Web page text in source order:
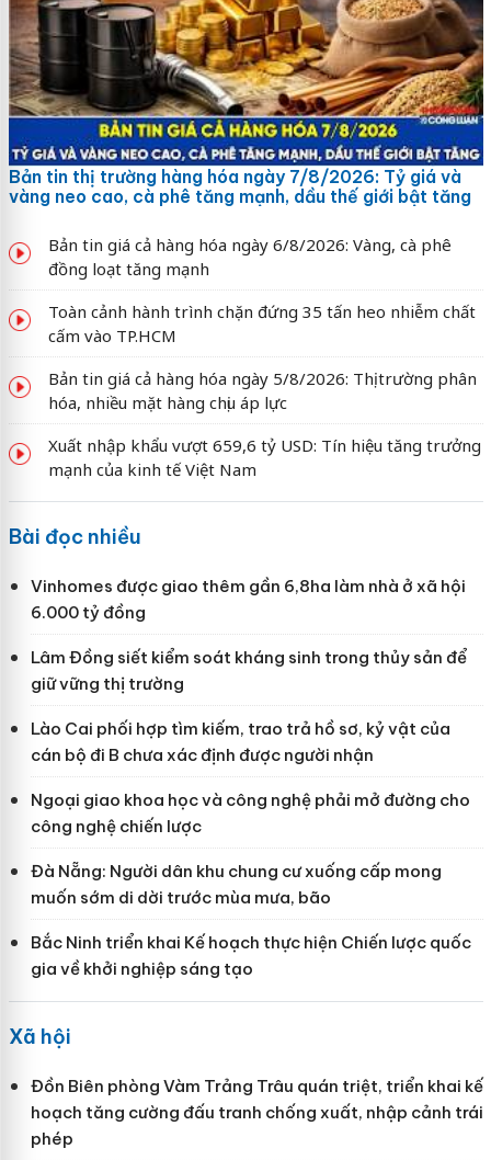
Bản tin thị trường hàng hóa ngày 7/8/2026: Tỷ giá và
vàng neo cao, cà phê tăng mạnh, dầu thế giới bật tăng
Bản tin giá cả hàng hóa ngày 6/8/2026: Vàng, cà phê
đồng loạt tăng mạnh
Toàn cảnh hành trình chặn đứng 35 tấn heo nhiễm chất
cấm vào TP.HCM
Bản tin giá cả hàng hóa ngày 5/8/2026: Thị trường phân
hóa, nhiều mặt hàng chịu áp lực
Xuất nhập khẩu vượt 659,6 tỷ USD: Tín hiệu tăng trưởng
mạnh của kinh tế Việt Nam
Bài đọc nhiều
Vinhomes được giao thêm gần 6,8ha làm nhà ở xã hội
6.000 tỷ đồng
Lâm Đồng siết kiểm soát kháng sinh trong thủy sản để
giữ vững thị trường
Lào Cai phối hợp tìm kiếm, trao trả hồ sơ, kỷ vật của
cán bộ đi B chưa xác định được người nhận
Ngoại giao khoa học và công nghệ phải mở đường cho
công nghệ chiến lược
Đà Nẵng: Người dân khu chung cư xuống cấp mong
muốn sớm di dời trước mùa mưa, bão
Bắc Ninh triển khai Kế hoạch thực hiện Chiến lược quốc
gia về khởi nghiệp sáng tạo
Xã hội
Đồn Biên phòng Vàm Trảng Trâu quán triệt, triển khai kế
hoạch tăng cường đấu tranh chống xuất, nhập cảnh trái
phép